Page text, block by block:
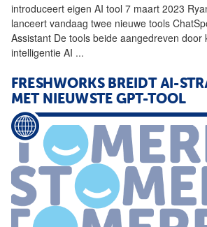
introduceert eigen AI tool 7 maart 2023
lanceert vandaag twee nieuwe tools
Assistant De tools beide aangedreven door
intelligentie AI ...
FRESHWORKS BREIDT AI-
MET NIEUWSTE GPT-TOOL